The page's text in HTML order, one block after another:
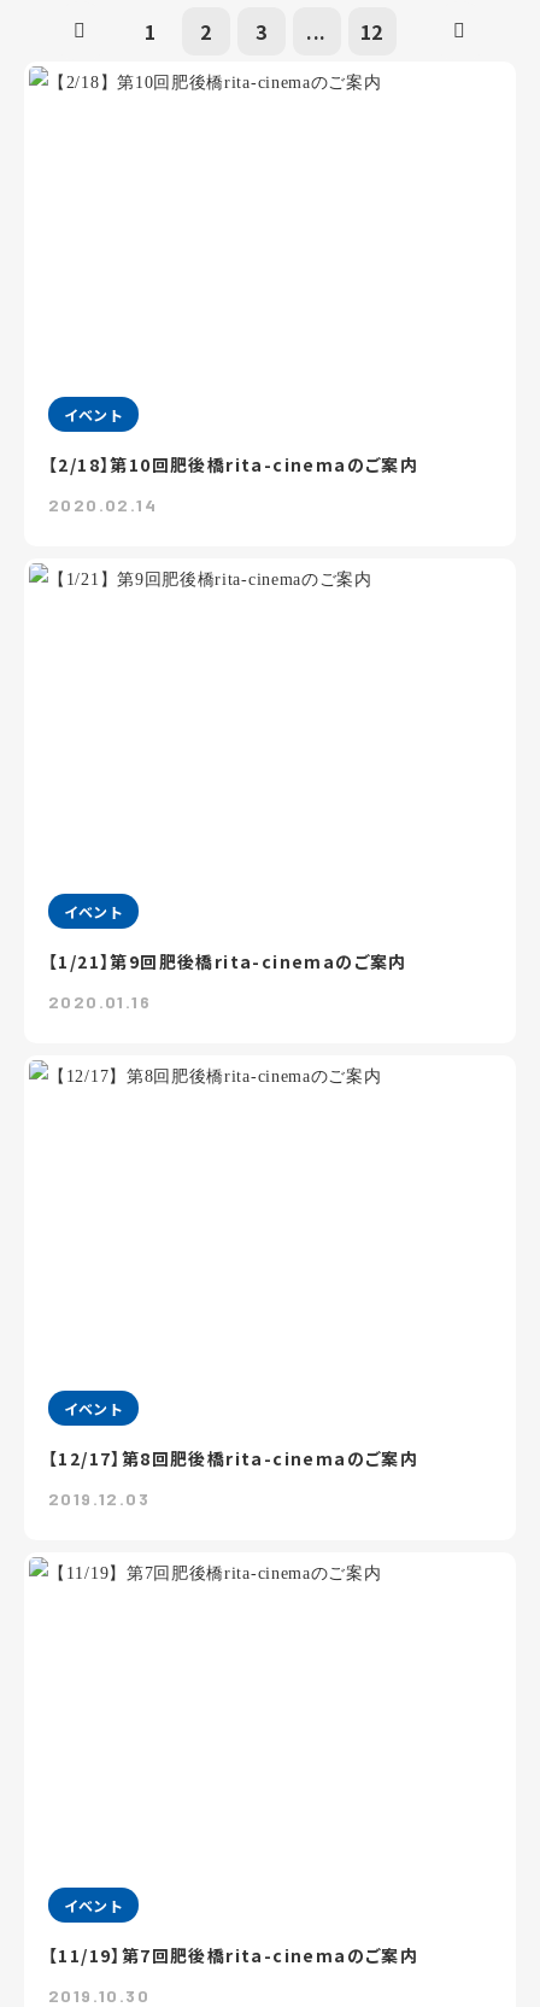
1 2 3 ... 12
イベント
【2/18】第10回肥後橋rita-cinemaのご案内
2020.02.14
イベント
【1/21】第9回肥後橋rita-cinemaのご案内
2020.01.16
イベント
【12/17】第8回肥後橋rita-cinemaのご案内
2019.12.03
イベント
【11/19】第7回肥後橋rita-cinemaのご案内
2019.10.30